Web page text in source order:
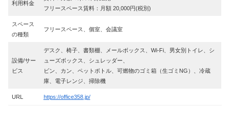
利用料金
フリースペース賃料：月額 20,000円(税別)
スペース
の種類
フリースペース、個室、会議室
設備/サー
ビス
デスク、椅子、書類棚、メールボックス、Wi-Fi、男女別トイレ、シ
ューズボックス、シュレッダー、
ビン、カン、ペットボトル、可燃物のゴミ箱（生ゴミNG）、冷蔵
庫、電子レンジ、掃除機
URL https://office358.jp/